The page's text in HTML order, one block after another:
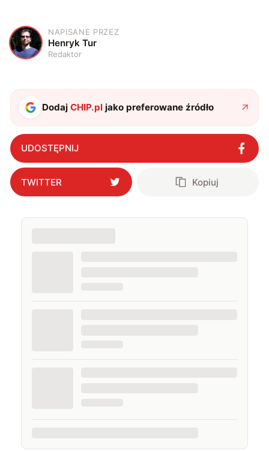
H
NAPISANE PRZEZ
Henryk Tur
Redaktor
DodajCHIP.pl jako preferowane źródło
UDOSTĘPNIJ
TWITTER Kopiuj